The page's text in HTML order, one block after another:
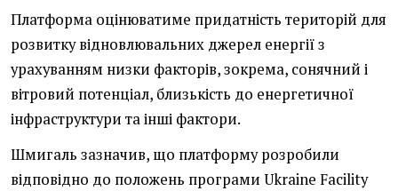
Платформа оцінюватиме придатність територій для
розвитку відновлювальних джерел енергії з
урахуванням низки факторів, зокрема, сонячний і
вітровий потенціал, близькість до енергетичної
інфраструктури та інші фактори.
Шмигаль зазначив, що платформу розробили
відповідно до положень програми Ukraine Facility